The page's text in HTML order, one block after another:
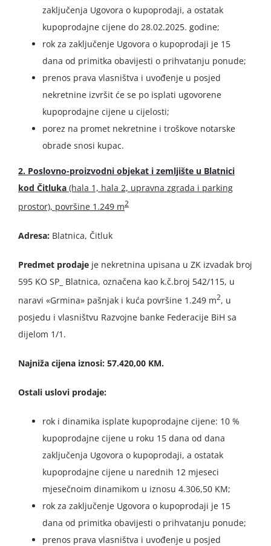
zaključenja Ugovora o kupoprodaji, a ostatak
kupoprodajne cijene do 28.02.2025. godine;
rok za zaključenje Ugovora o kupoprodaji je 15
dana od primitka obavijesti o prihvatanju ponude;
prenos prava vlasništva i uvođenje u posjed
nekretnine izvršit će se po isplati ugovorene
kupoprodajne cijene u cijelosti;
porez na promet nekretnine i troškove notarske
obrade snosi kupac.
2. Poslovno-proizvodni objekat i zemljište u Blatnici
kod Čitluka (hala 1, hala 2, upravna zgrada i parking
prostor), površine 1.249 m2
Adresa: Blatnica, Čitluk
Predmet prodaje je nekretnina upisana u ZK izvadak broj
595 KO SP_ Blatnica, označena kao k.č.broj 542/115, u
naravi «Grmina» pašnjak i kuća površine 1.249 m2, u
posjedu i vlasništvu Razvojne banke Federacije BiH sa
dijelom 1/1.
Najniža cijena iznosi: 57.420,00 KM.
Ostali uslovi prodaje:
rok i dinamika isplate kupoprodajne cijene: 10 %
kupoprodajne cijene u roku 15 dana od dana
zaključenja Ugovora o kupoprodaji, a ostatak
kupoprodajne cijene u narednih 12 mjeseci
mjesečnoim dinamikom u iznosu 4.306,50 KM;
rok za zaključenje Ugovora o kupoprodaji je 15
dana od primitka obavijesti o prihvatanju ponude;
prenos prava vlasništva i uvođenje u posjed